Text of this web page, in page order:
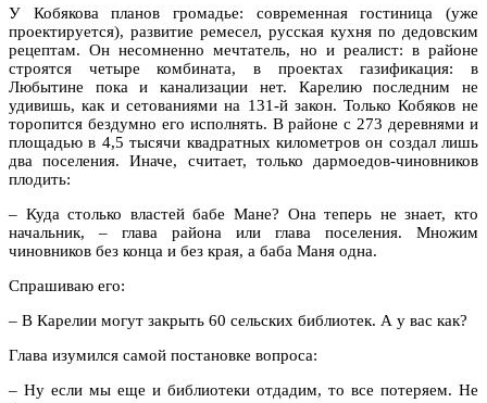
У Кобякова планов громадье: современная гостиница (уже
проектируется), развитие ремесел, русская кухня по дедовским
рецептам. Он несомненно мечтатель, но и реалист: в районе
строятся четыре комбината, в проектах газификация: в
Любытине пока и канализации нет. Карелию последним не
удивишь, как и сетованиями на 131-й закон. Только Кобяков не
торопится бездумно его исполнять. В районе с 273 деревнями и
площадью в 4,5 тысячи квадратных километров он создал лишь
два поселения. Иначе, считает, только дармоедов-чиновников
плодить:
– Куда столько властей бабе Мане? Она теперь не знает, кто
начальник, – глава района или глава поселения. Множим
чиновников без конца и без края, а баба Маня одна.
Спрашиваю его:
– В Карелии могут закрыть 60 сельских библиотек. А у вас как?
Глава изумился самой постановке вопроса:
– Ну если мы еще и библиотеки отдадим, то все потеряем. Не